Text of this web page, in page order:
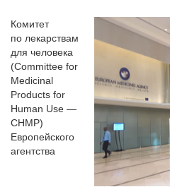
Комитет
по лекарствам
для человека
(Committee for
Medicinal
Products for
Human Use —
CHMP)
Европейского
агентства